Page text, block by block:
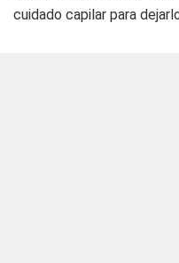
cuidado capilar para